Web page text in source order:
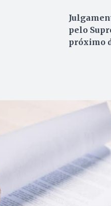
pelo
próximo